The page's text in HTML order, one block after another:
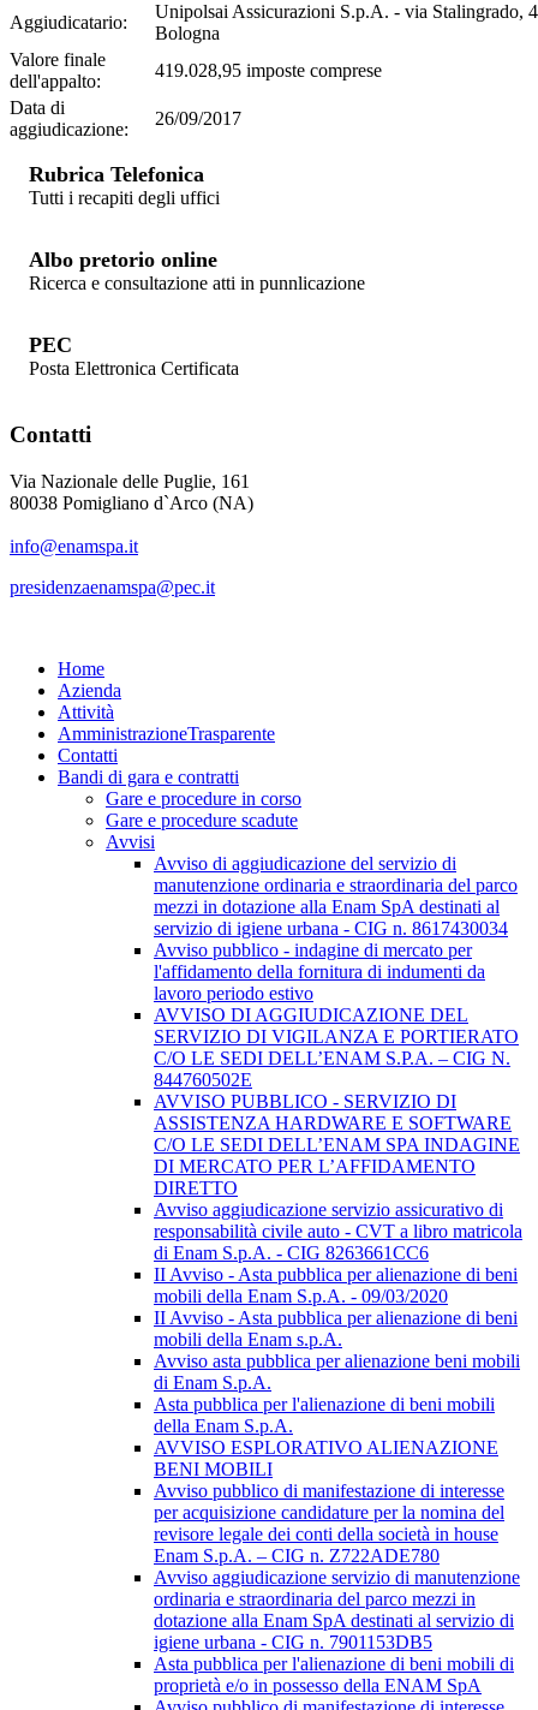
Aggiudicatario:
Unipolsai Assicurazioni S.p.A. - via Stalingrado,
Bologna
Valore finale
dell'appalto:
419.028,95 imposte comprese
Data di
aggiudicazione:
26/09/2017
Rubrica Telefonica
Tutti i recapiti degli uffici
Albo pretorio online
Ricerca e consultazione atti in punnlicazione
PEC
Posta Elettronica Certificata
Contatti
Via Nazionale delle Puglie, 161
80038 Pomigliano d`Arco (NA)
info@enamspa.it
presidenzaenamspa@pec.it
Home
Azienda
Attività
AmministrazioneTrasparente
Contatti
Bandi di gara e contratti
Gare e procedure in corso
Gare e procedure scadute
Avvisi
Avviso di aggiudicazione del servizio di
manutenzione ordinaria e straordinaria del parco
mezzi in dotazione alla Enam SpA destinati al
servizio di igiene urbana - CIG n. 8617430034
Avviso pubblico - indagine di mercato per
l'affidamento della fornitura di indumenti da
lavoro periodo estivo
AVVISO DI AGGIUDICAZIONE DEL
SERVIZIO DI VIGILANZA E PORTIERATO
C/O LE SEDI DELL’ENAM S.P.A. – CIG N.
844760502E
AVVISO PUBBLICO - SERVIZIO DI
ASSISTENZA HARDWARE E SOFTWARE
C/O LE SEDI DELL’ENAM SPA INDAGINE
DI MERCATO PER L’AFFIDAMENTO
DIRETTO
Avviso aggiudicazione servizio assicurativo di
responsabilità civile auto - CVT a libro matricola
di Enam S.p.A. - CIG 8263661CC6
II Avviso - Asta pubblica per alienazione di beni
mobili della Enam S.p.A. - 09/03/2020
II Avviso - Asta pubblica per alienazione di beni
mobili della Enam s.p.A.
Avviso asta pubblica per alienazione beni mobili
di Enam S.p.A.
Asta pubblica per l'alienazione di beni mobili
della Enam S.p.A.
AVVISO ESPLORATIVO ALIENAZIONE
BENI MOBILI
Avviso pubblico di manifestazione di interesse
per acquisizione candidature per la nomina del
revisore legale dei conti della società in house
Enam S.p.A. – CIG n. Z722ADE780
Avviso aggiudicazione servizio di manutenzione
ordinaria e straordinaria del parco mezzi in
dotazione alla Enam SpA destinati al servizio di
igiene urbana - CIG n. 7901153DB5
Asta pubblica per l'alienazione di beni mobili di
proprietà e/o in possesso della ENAM SpA